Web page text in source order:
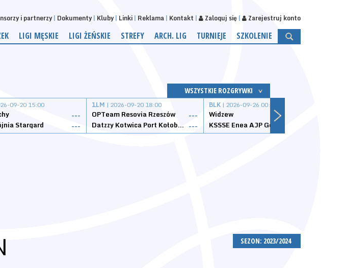
i partnerzy Dokumenty Kluby Linki Reklama Kontakt Zaloguj się Zarejestruj konto
LIGI MĘSKIE LIGI ŻEŃSKIE STREFY ARCH. LIG TURNIEJE SZKOLENIE
WSZYSTKIE ROZGRYWKI
09-20 15:00
---
Stargard
---
1LM | 2026-09-20 18:00
OPTeam Resovia Rzeszów
---
Datzzy Kotwica Port Kołobrzeg ---
BLK | 2026-09-26 00:00
Widzew
SEZON: 2023/2024